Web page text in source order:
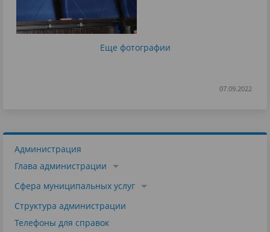
Еще фотографии
07.09.2022
Администрация
Глава администрации
Сфера муниципальных услуг
Структура администрации
Телефоны для справок